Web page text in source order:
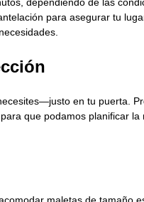
para asegurar tu
en tu puerta.
que podamos planificar la